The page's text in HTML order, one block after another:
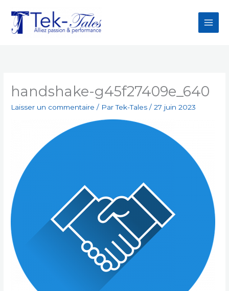
contenu
handshake-g45f27409e_640
Laisser un commentaire / ParTek-Tales/27 juin 2023